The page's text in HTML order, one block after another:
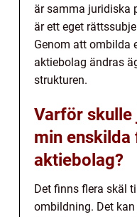
är samma juridiska
är ett eget
Genom att ombilda
aktiebolag ändras
strukturen.
Varför skulle
min
aktiebolag?
Det finns flera skäl
ombildning. Det